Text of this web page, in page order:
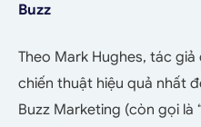
Buzz
Theo Mark Hughes, tác giả
chiến thuật hiệu quả nhất
Buzz Marketing (còn gọi là